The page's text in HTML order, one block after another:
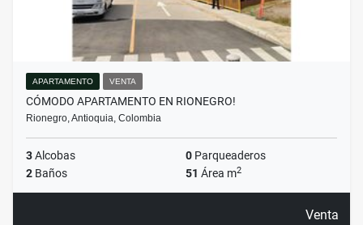
APARTAMENTO VENTA
CÓMODO APARTAMENTO EN RIONEGRO!
Rionegro, Antioquia, Colombia
3Alcobas 0 Parqueaderos
2 Baños 51 Área m2
Venta